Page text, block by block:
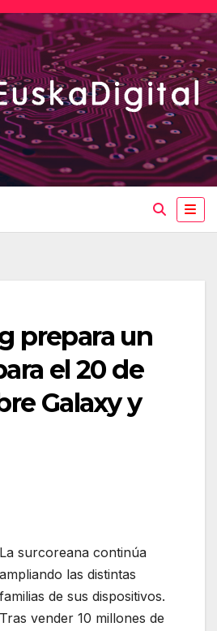
prepara un
el 20 de
Galaxy y
La surcoreana continúa
ampliando las distintas
familias de sus dispositivos.
Tras vender 10 millones de